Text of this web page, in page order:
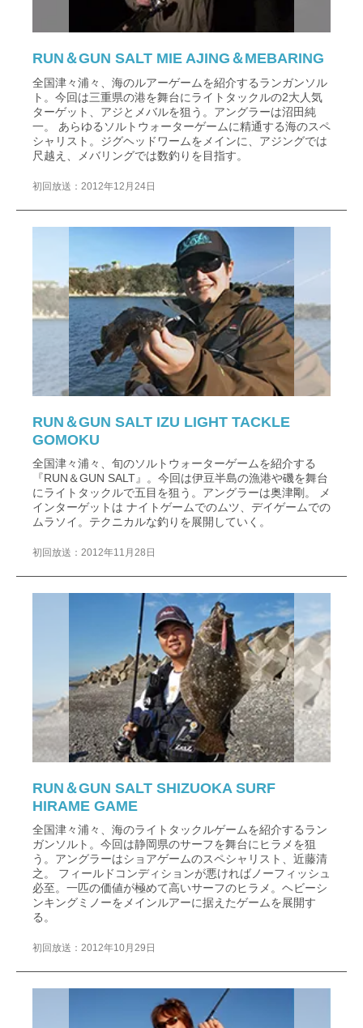
RUN＆GUN SALT MIE AJING＆MEBARING
全国津々浦々、海のルアーゲームを紹介するランガンソル
ト。今回は三重県の港を舞台にライトタックルの2大人気
ターゲット、アジとメバルを狙う。アングラーは沼田純
一。 あらゆるソルトウォーターゲームに精通する海のスペ
シャリスト。ジグヘッドワームをメインに、アジングでは
尺越え、メバリングでは数釣りを目指す。
初回放送：2012年12月24日
RUN＆GUN SALT IZU LIGHT TACKLE
GOMOKU
全国津々浦々、旬のソルトウォーターゲームを紹介する
『RUN＆GUN SALT』。今回は伊豆半島の漁港や磯を舞台
にライトタックルで五目を狙う。アングラーは奥津剛。 メ
インターゲットは ナイトゲームでのムツ、デイゲームでの
ムラソイ。テクニカルな釣りを展開していく。
初回放送：2012年11月28日
RUN＆GUN SALT SHIZUOKA SURF
HIRAME GAME
全国津々浦々、海のライトタックルゲームを紹介するラン
ガンソルト。今回は静岡県のサーフを舞台にヒラメを狙
う。アングラーはショアゲームのスペシャリスト、近藤清
之。 フィールドコンディションが悪ければノーフィッシュ
必至。一匹の価値が極めて高いサーフのヒラメ。ヘビーシ
ンキングミノーをメインルアーに据えたゲームを展開す
る。
初回放送：2012年10月29日